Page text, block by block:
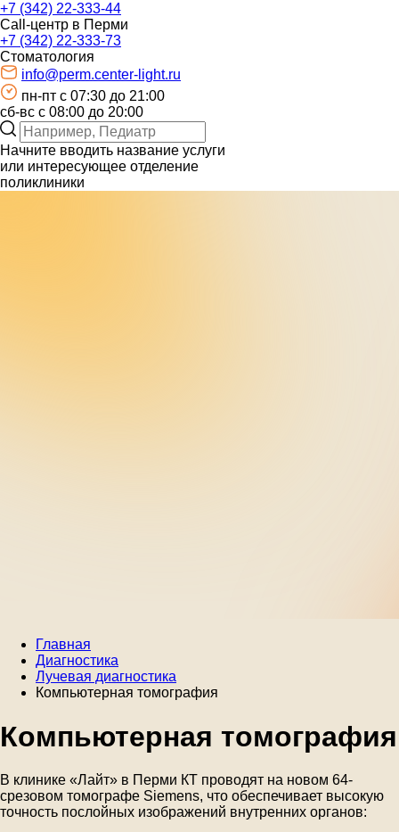
+7 (342) 22-333-44
Call-центр в Перми
+7 (342) 22-333-73
Стоматология
info@perm.center-light.ru
пн-пт c 07:30 до 21:00
сб-вс с 08:00 до 20:00
Начните вводить название услуги
или интересующее отделение
поликлиники
Главная
Диагностика
Лучевая диагностика
Компьютерная томография
Компьютерная томография
В клинике «Лайт» в Перми КТ проводят на новом 64-
срезовом томографе Siemens, что обеспечивает высокую
точность послойных изображений внутренних органов: